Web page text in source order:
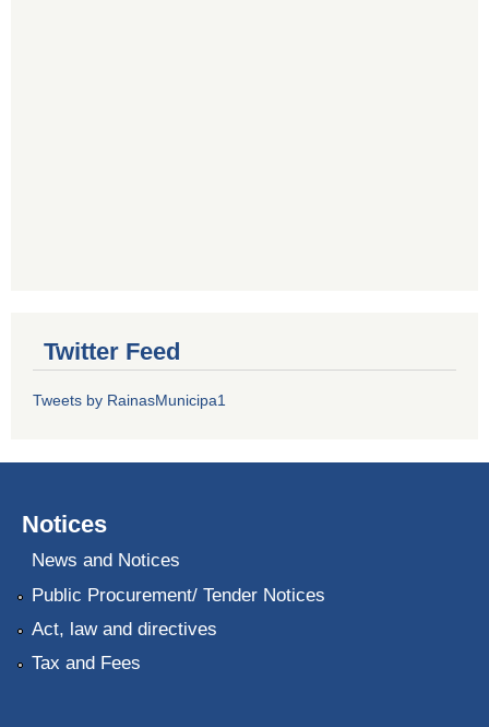
Twitter Feed
Tweets by RainasMunicipa1
Notices
News and Notices
Public Procurement/ Tender Notices
Act, law and directives
Tax and Fees